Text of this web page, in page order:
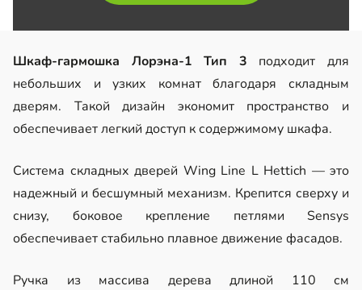
Шкаф-гармошка Лорэна-1 Тип 3 подходит для
небольших и узких комнат благодаря складным
дверям. Такой дизайн экономит пространство и
обеспечивает легкий доступ к содержимому шкафа.
Система складных дверей Wing Line L Hettich — это
надежный и бесшумный механизм. Крепится сверху и
снизу, боковое крепление петлями Sensys
обеспечивает стабильно плавное движение фасадов.
Ручка из массива дерева длиной 110 см